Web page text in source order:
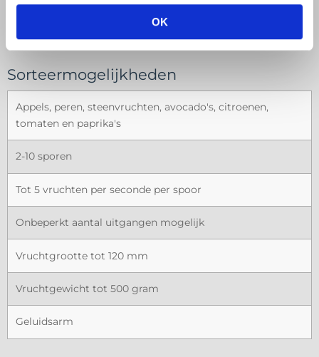
OK
Sorteermogelijkheden
Appels, peren, steenvruchten, avocado's, citroenen,
tomaten en paprika's
2-10 sporen
Tot 5 vruchten per seconde per spoor
Onbeperkt aantal uitgangen mogelijk
Vruchtgrootte tot 120 mm
Vruchtgewicht tot 500 gram
Geluidsarm